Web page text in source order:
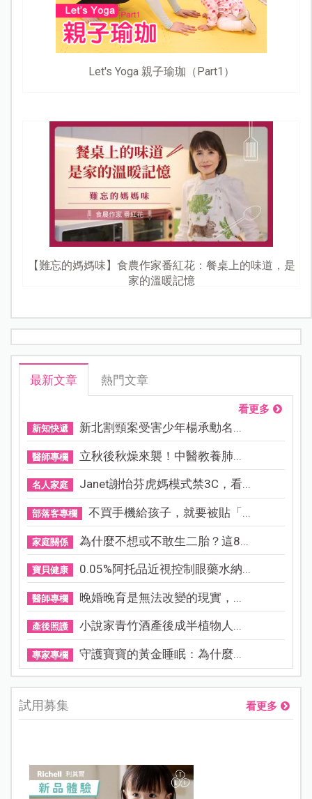
Let's Yoga 親子瑜珈（Part1）
【難忘的媽媽味】食農作家番紅花：餐桌上的味道，是
家的溫暖記憶
最新文章 熱門文章
看更多
新知快遞 新北割頸案受害少年楊承勳名...
醫師專欄 立秋後秋燥來襲！中醫教養肺...
名人家庭 Janet謝怡芬虎媽模式禁3C，看...
部落客專欄 不買手機給孩子，就要被貼「...
家庭關係 為什麼不想或不敢生二胎？這8...
寶貝健康 0.05%阿托品近視控制眼藥水納...
醫師專欄 晚婚晚育是無法改變的現實，...
產後照護 小說家青竹酒產後成半植物人...
專家專欄 守護寶寶的黃金睡眠：為什麼...
試用募集 看更多